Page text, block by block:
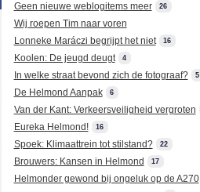
Geen nieuwe weblogitems meer 26
Wij roepen Tim naar voren
Lonneke Maráczi begrijpt het niet
16
Koolen: De jeugd deugt 4
In welke straat bevond zich de fotograaf? 5
De Helmond Aanpak 6
Van der Kant: Verkeersveiligheid vergroten
Eureka Helmond! 16
Spoek: Klimaattrein tot stilstand? 22
Brouwers: Kansen in Helmond 17
Helmonder gewond bij ongeluk op de A270